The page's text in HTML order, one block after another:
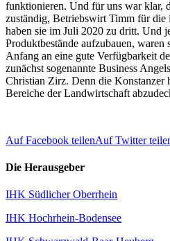
funktionieren. Und für uns war klar,
zuständig, Betriebswirt Timm für die
haben sie im Juli 2020 zu dritt. Und
Produktbestände aufzubauen,
Anfang an eine gute Verfügbarkeit
zunächst sogenannte Business
Christian Zirz. Denn die Konstanzer
Bereiche der Landwirtschaft
Auf Facebook teilenAuf Twitter
Die Herausgeber
IHK Südlicher Oberrhein
IHK Hochrhein-Bodensee